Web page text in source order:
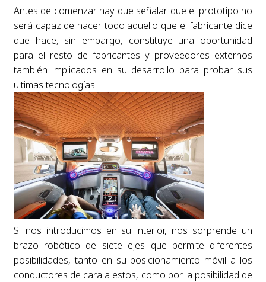
Antes de comenzar hay que señalar que el prototipo no
será capaz de hacer todo aquello que el fabricante dice
que hace, sin embargo, constituye una oportunidad
para el resto de fabricantes y proveedores externos
también implicados en su desarrollo para probar sus
ultimas tecnologías.
Si nos introducimos en su interior, nos sorprende un
brazo robótico de siete ejes que permite diferentes
posibilidades, tanto en su posicionamiento móvil a los
conductores de cara a estos, como por la posibilidad de